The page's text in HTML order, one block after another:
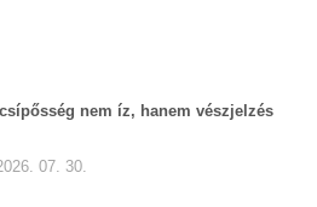
nem íz, hanem vészjelzés
07. 30.